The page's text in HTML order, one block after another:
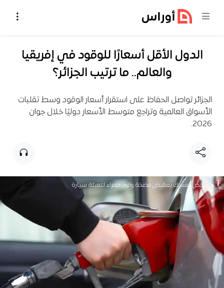
الدول الأقل أسعارًا للوقود في إفريقيا
والعالم.. ما ترتيب الجزائر؟
الجزائر تواصل الحفاظ على استقرار أسعار الوقود وسط تقلبات
الأسواق العالمية وتراجع متوسط الأسعار دوليًا خلال جوان
2026.
شخص يمسك بمقبض مضخة وقود حمراء لتعبئة سيارة